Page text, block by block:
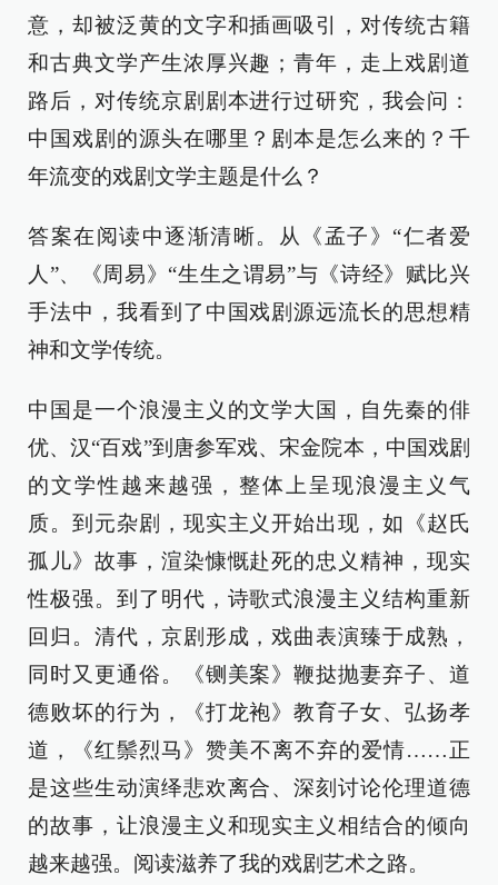
意，却被泛黄的文字和插画吸引，对传统古籍
和古典文学产生浓厚兴趣；青年，走上戏剧道
路后，对传统京剧剧本进行过研究，我会问：
中国戏剧的源头在哪里？剧本是怎么来的？千
年流变的戏剧文学主题是什么？
答案在阅读中逐渐清晰。从《孟子》“仁者爱
人”、《周易》“生生之谓易”与《诗经》赋比兴
手法中，我看到了中国戏剧源远流长的思想精
神和文学传统。
中国是一个浪漫主义的文学大国，自先秦的俳
优、汉“百戏”到唐参军戏、宋金院本，中国戏剧
的文学性越来越强，整体上呈现浪漫主义气
质。到元杂剧，现实主义开始出现，如《赵氏
孤儿》故事，渲染慷慨赴死的忠义精神，现实
性极强。到了明代，诗歌式浪漫主义结构重新
回归。清代，京剧形成，戏曲表演臻于成熟，
同时又更通俗。《铡美案》鞭挞抛妻弃子、道
德败坏的行为，《打龙袍》教育子女、弘扬孝
道，《红鬃烈马》赞美不离不弃的爱情……正
是这些生动演绎悲欢离合、深刻讨论伦理道德
的故事，让浪漫主义和现实主义相结合的倾向
越来越强。阅读滋养了我的戏剧艺术之路。